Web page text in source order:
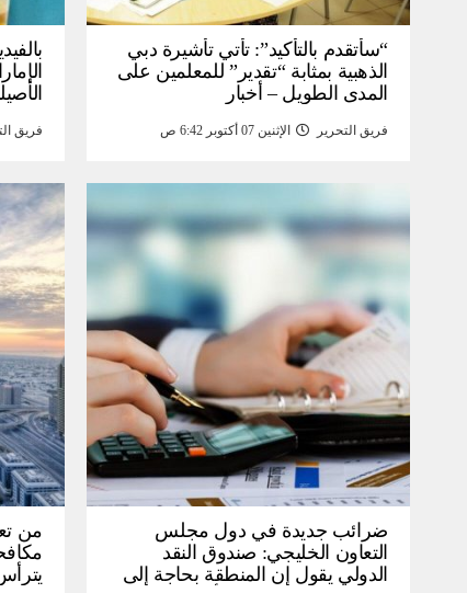
“سأتقدم بالتأكيد”: تأتي تأشيرة دبي
الذهبية بمثابة “تقدير” للمعلمين على
المدى الطويل – أخبار
فريق التحرير الإثنين 07 أكتوبر 6:42 ص
خبر
فريق
ضرائب جديدة في دول مجلس
التعاون الخليجي: صندوق النقد
الدولي يقول إن المنطقة بحاجة إلى
من